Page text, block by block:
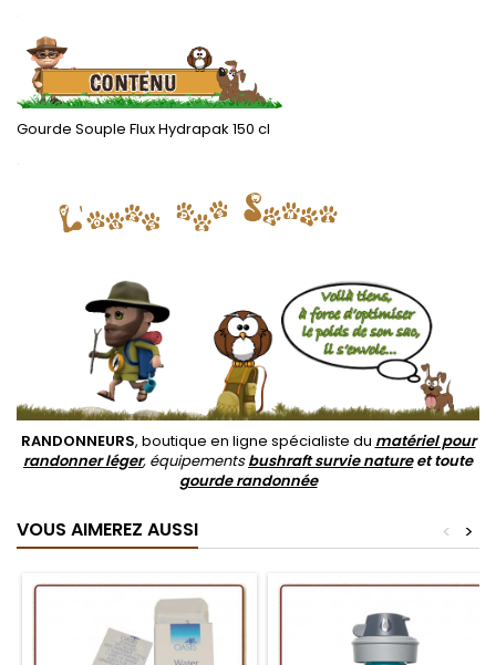
.
Gourde Souple Flux Hydrapak 150 cl
.
RANDONNEURS, boutique en ligne spécialiste du matériel pour
randonner léger, équipementsbushraft survie natureet toute
gourde randonnée
VOUS AIMEREZ AUSSI >
<